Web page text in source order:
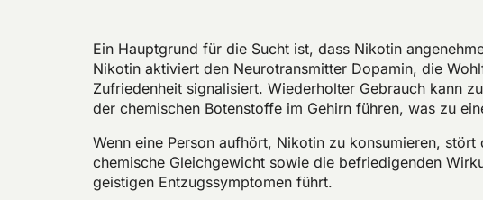
Ein Hauptgrund für die Sucht ist, dass Nikotin
Nikotin aktiviert den Neurotransmitter Dopamin, die
Zufriedenheit signalisiert. Wiederholter Gebrauch kann
der chemischen Botenstoffe im Gehirn führen, was zu
Wenn eine Person aufhört, Nikotin zu konsumieren,
chemische Gleichgewicht sowie die befriedigenden
geistigen Entzugssymptomen führt.